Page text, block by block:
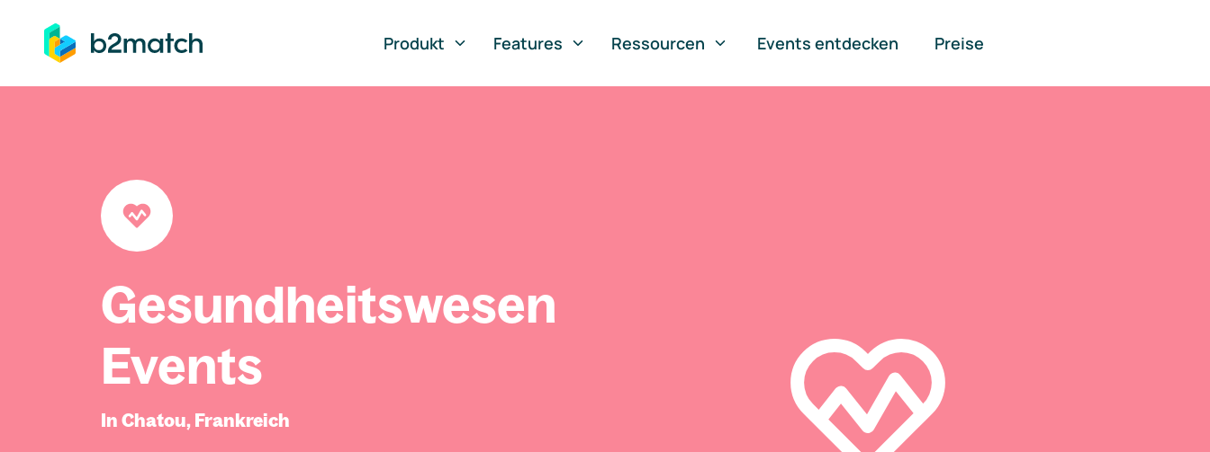
springen
Produkt
Features Ressourcen Events entdecken Preise
Gesundheitswesen
Events
In Chatou, Frankreich